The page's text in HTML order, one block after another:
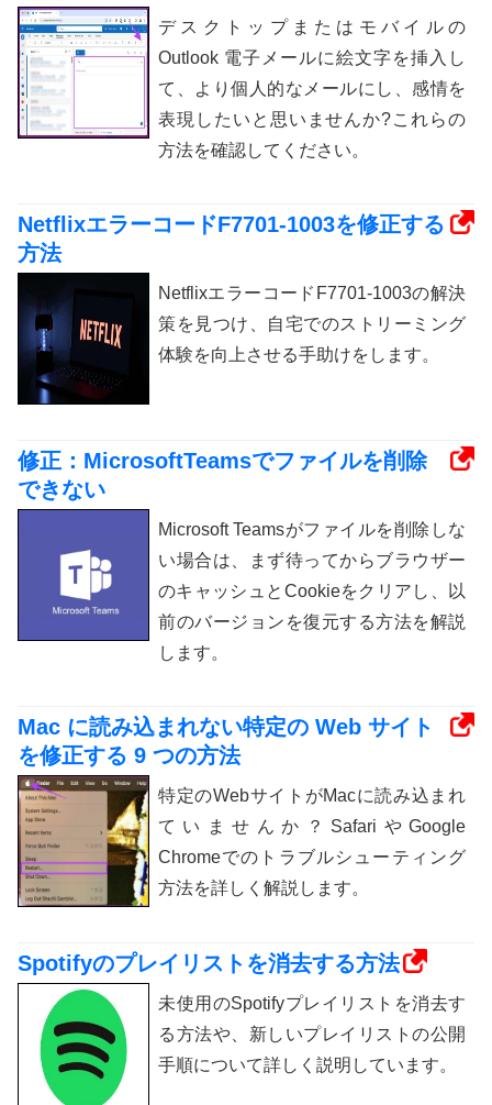
デスクトップまたはモバイルの
Outlook 電子メールに絵文字を挿入し
て、より個人的なメールにし、感情を
表現したいと思いませんか?これらの
方法を確認してください。
NetflixエラーコードF7701-1003を修正する
方法
NetflixエラーコードF7701-1003の解決
策を見つけ、自宅でのストリーミング
体験を向上させる手助けをします。
修正：MicrosoftTeamsでファイルを削除
できない
Microsoft Teamsがファイルを削除しな
い場合は、まず待ってからブラウザー
のキャッシュとCookieをクリアし、以
前のバージョンを復元する方法を解説
します。
Mac に読み込まれない特定の Web サイト
を修正する 9 つの方法
特定のWebサイトがMacに読み込まれ
ていませんか？SafariやGoogle
Chromeでのトラブルシューティング
方法を詳しく解説します。
Spotifyのプレイリストを消去する方法
未使用のSpotifyプレイリストを消去す
る方法や、新しいプレイリストの公開
手順について詳しく説明しています。